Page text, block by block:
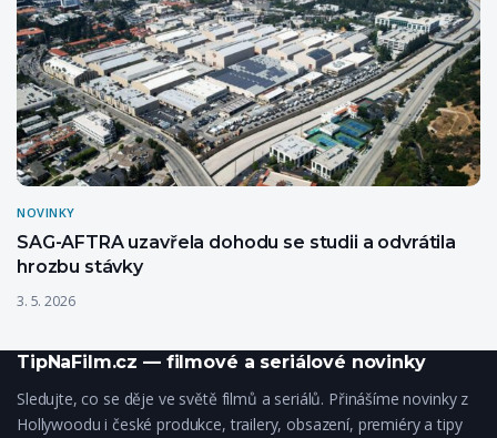
NOVINKY
SAG-AFTRA uzavřela dohodu se studii a odvrátila
hrozbu stávky
3. 5. 2026
TipNaFilm.cz — filmové a seriálové novinky
Sledujte, co se děje ve světě filmů a seriálů. Přinášíme novinky z
Hollywoodu i české produkce, trailery, obsazení, premiéry a tipy